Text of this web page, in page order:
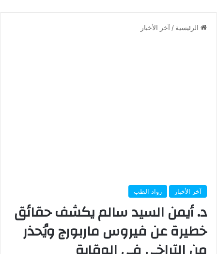
الرئيسية / آخر الأخبار
آخر الأخبار رواد الطب
د. أيمن السيد سالم يكشف حقائق
خطيرة عن فيروس ماربورج ويُحذر